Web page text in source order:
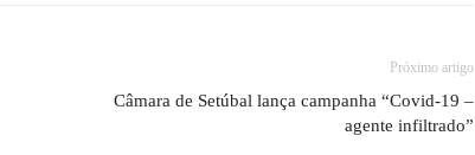
Próximo artigo
Câmara de Setúbal lança campanha “Covid-19 –
agente infiltrado”